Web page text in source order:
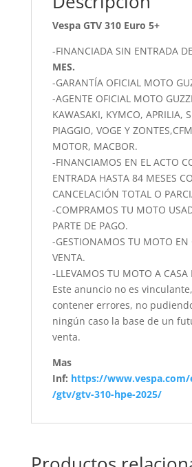
Vespa GTV 310 Euro 5+
-FINANCIADA SIN ENTRADA
MES.
-GARANTÍA OFICIAL MOTO
-AGENTE OFICIAL MOTO
KAWASAKI, KYMCO, APRILIA,
PIAGGIO, VOGE Y
MOTOR, MACBOR.
-FINANCIAMOS EN EL ACTO
ENTRADA HASTA 84 MESES
CANCELACIÓN TOTAL O
-COMPRAMOS TU MOTO
PARTE DE PAGO.
-GESTIONAMOS TU MOTO EN
VENTA.
-LLEVAMOS TU MOTO A CASA
Este anuncio no es
contener errores, no
ningún caso la base de un
venta.
Mas
Inf: https://www.vespa.com/
/gtv/gtv-310-hpe-2025/